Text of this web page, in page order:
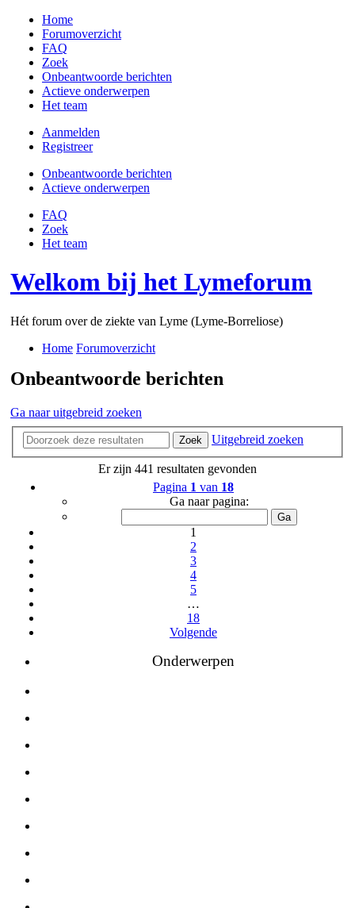
Home
Forumoverzicht
FAQ
Zoek
Onbeantwoorde berichten
Actieve onderwerpen
Het team
Aanmelden
Registreer
Onbeantwoorde berichten
Actieve onderwerpen
FAQ
Zoek
Het team
Welkom bij het Lymeforum
Hét forum over de ziekte van Lyme (Lyme-Borreliose)
Home Forumoverzicht
Onbeantwoorde berichten
Ga naar uitgebreid zoeken
Zoek Uitgebreid zoeken
Er zijn 441 resultaten gevonden
Pagina 1 van 18
Ga naar pagina:
1
2
3
4
5
…
18
Volgende
Onderwerpen